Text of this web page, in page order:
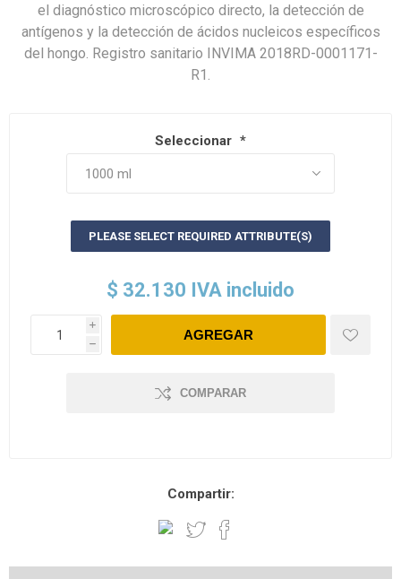
el diagnóstico microscópico directo, la detección de
antígenos y la detección de ácidos nucleicos específicos
del hongo. Registro sanitario INVIMA 2018RD-0001171-
R1.
Seleccionar *
PLEASE SELECT REQUIRED ATTRIBUTE(S)
$ 32.130 IVA incluido
i
h
COMPARAR
Compartir: